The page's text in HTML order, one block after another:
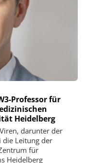
Professor für
Heidelberg
darunter der
die Leitung der
für
Heidelberg